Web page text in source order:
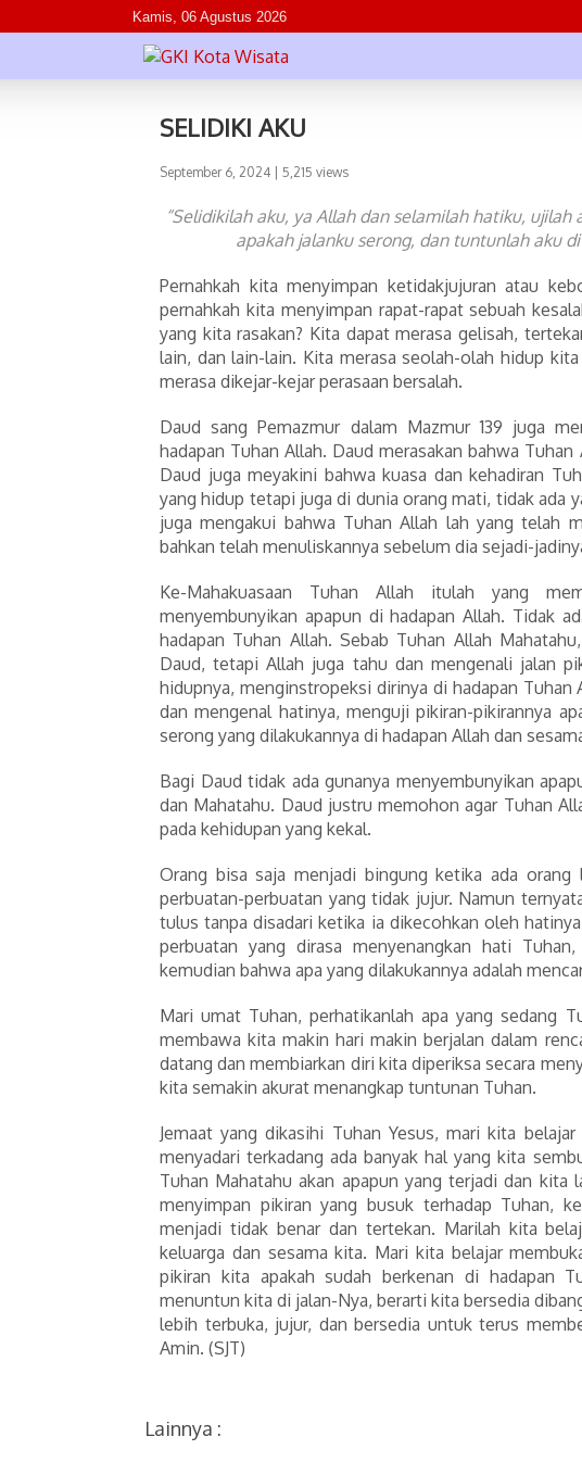
Kamis, 06 Agustus 2026
SELIDIKI AKU
September 6, 2024 | 5,215 views
“Selidikilah aku, ya Allah dan selamilah hatiku,
apakah jalanku serong, dan tuntunlah aku
Pernahkah kita menyimpan ketidakjujuran atau
pernahkah kita menyimpan rapat-rapat sebuah
yang kita rasakan? Kita dapat merasa gelisah,
lain, dan lain-lain. Kita merasa seolah-olah hidup
merasa dikejar-kejar perasaan bersalah.
Daud sang Pemazmur dalam Mazmur 139 juga
hadapan Tuhan Allah. Daud merasakan bahwa
Daud juga meyakini bahwa kuasa dan kehadiran
yang hidup tetapi juga di dunia orang mati, tidak ada
juga mengakui bahwa Tuhan Allah lah yang telah
bahkan telah menuliskannya sebelum dia sejadi-
Ke-Mahakuasaan Tuhan Allah itulah yang
menyembunyikan apapun di hadapan Allah. Tidak
hadapan Tuhan Allah. Sebab Tuhan Allah
Daud, tetapi Allah juga tahu dan mengenali jalan
hidupnya, menginstropeksi dirinya di hadapan
dan mengenal hatinya, menguji pikiran-pikirannya
serong yang dilakukannya di hadapan Allah dan
Bagi Daud tidak ada gunanya menyembunyikan
dan Mahatahu. Daud justru memohon agar Tuhan
pada kehidupan yang kekal.
Orang bisa saja menjadi bingung ketika ada
perbuatan-perbuatan yang tidak jujur. Namun
tulus tanpa disadari ketika ia dikecohkan oleh
perbuatan yang dirasa menyenangkan hati
kemudian bahwa apa yang dilakukannya adalah
Mari umat Tuhan, perhatikanlah apa yang sedang
membawa kita makin hari makin berjalan dalam
datang dan membiarkan diri kita diperiksa secara
kita semakin akurat menangkap tuntunan Tuhan.
Jemaat yang dikasihi Tuhan Yesus, mari kita
menyadari terkadang ada banyak hal yang kita
Tuhan Mahatahu akan apapun yang terjadi dan kita
menyimpan pikiran yang busuk terhadap Tuhan,
menjadi tidak benar dan tertekan. Marilah kita
keluarga dan sesama kita. Mari kita belajar
pikiran kita apakah sudah berkenan di hadapan
menuntun kita di jalan-Nya, berarti kita bersedia
lebih terbuka, jujur, dan bersedia untuk terus
Amin. (SJT)
Lainnya :